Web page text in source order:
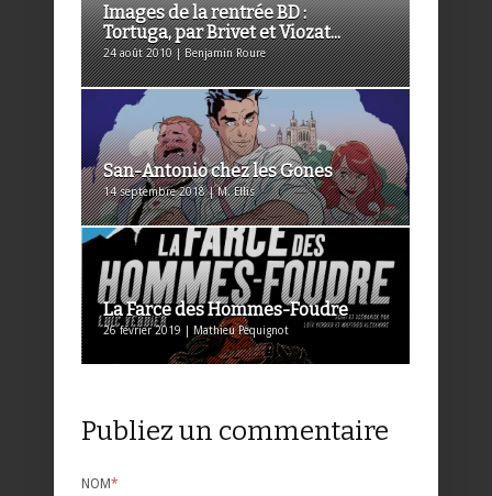
Images de la rentrée BD :
Tortuga, par Brivet et Viozat...
24 août 2010 | Benjamin Roure
San-Antonio chez les Gones
14 septembre 2018 | M. Ellis
La Farce des Hommes-Foudre
26 février 2019 | Mathieu Pequignot
Publiez un commentaire
NOM*